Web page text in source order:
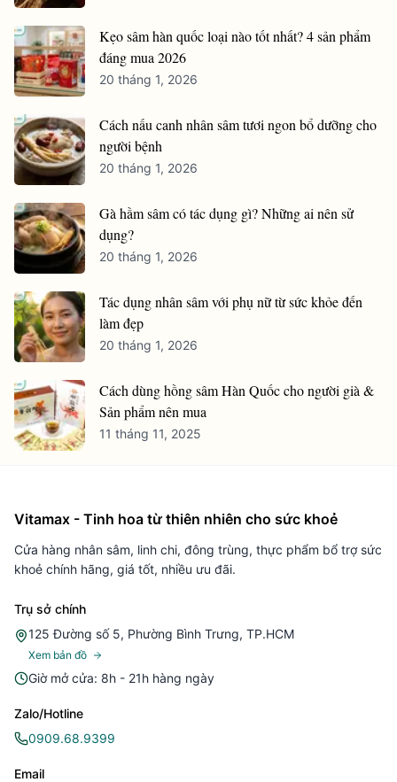
Kẹo sâm hàn quốc loại nào tốt nhất? 4 sản phẩm
đáng mua 2026
20 tháng 1, 2026
Cách nấu canh nhân sâm tươi ngon bổ dưỡng cho
người bệnh
20 tháng 1, 2026
Gà hầm sâm có tác dụng gì? Những ai nên sử
dụng?
20 tháng 1, 2026
Tác dụng nhân sâm với phụ nữ từ sức khỏe đến
làm đẹp
20 tháng 1, 2026
Cách dùng hồng sâm Hàn Quốc cho người già &
Sản phẩm nên mua
11 tháng 11, 2025
Vitamax - Tinh hoa từ thiên nhiên cho sức khoẻ
Cửa hàng nhân sâm, linh chi, đông trùng, thực phẩm bổ trợ sức
khoẻ chính hãng, giá tốt, nhiều ưu đãi.
Trụ sở chính
125 Đường số 5, Phường Bình Trưng, TP.HCM
Xem bản đồ
Giờ mở cửa: 8h - 21h hàng ngày
Zalo/Hotline
0909.68.9399
Email